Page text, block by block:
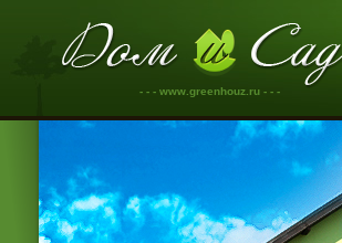
- - - www.greenhouz.ru - - -